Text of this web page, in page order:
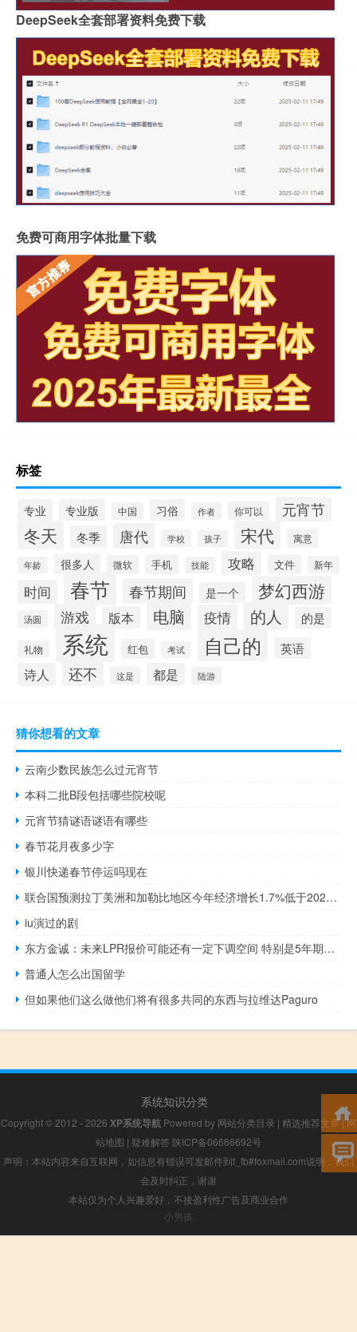
DeepSeek全套部署资料免费下载
免费可商用字体批量下载
标签
专业 专业版 中国 习俗 作者 你可以 元宵节
冬天 冬季 唐代 学校 孩子 宋代 寓意
年龄 很多人 微软 手机 技能 攻略 文件 新年
时间 春节 春节期间 是一个 梦幻西游
汤圆 游戏 版本 电脑 疫情 的人 的是
礼物 系统 红包 考试 自己的 英语
诗人 还不 这是 都是 陆游
猜你想看的文章
云南少数民族怎么过元宵节
本科二批B段包括哪些院校呢
元宵节猜谜语谜语有哪些
春节花月夜多少字
银川快递春节停运吗现在
联合国预测拉丁美洲和加勒比地区今年经济增长1.7%低于2022年的3.7%
iu演过的剧
东方金诚：未来LPR报价可能还有一定下调空间 特别是5年期LPR报价单独下调的可能性较大
普通人怎么出国留学
但如果他们这么做他们将有很多共同的东西与拉维达Paguro
系统知识分类
Copyright © 2012 - 2026 XP系统导航 Powered by 网站分类目录 | 精选推荐文章|网
站地图 | 疑难解答 陕ICP备06666692号
声明：本站内容来自互联网，如信息有错误可发邮件到f_fb#foxmail.com说明，我们
会及时纠正，谢谢
本站仅为个人兴趣爱好，不接盈利性广告及商业合作
小男孩